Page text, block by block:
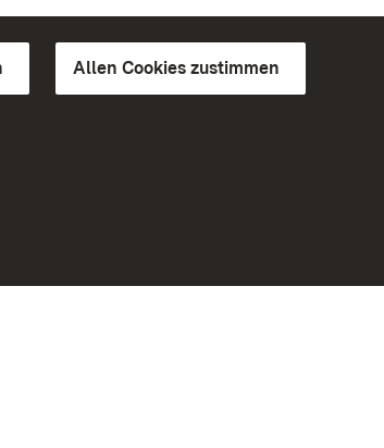
Allen Cookies zustimmen